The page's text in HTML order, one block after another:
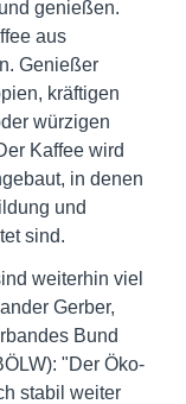
genießen.
aus
Genießer
kräftigen
würzigen
Kaffee wird
in denen
und
sind.
weiterhin viel
Gerber,
Bund
"Der Öko-
stabil weiter